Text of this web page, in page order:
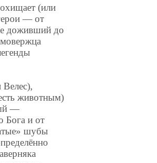
(или
— от
доживший до
Велес),
животным)
—
Бога и от
шубы